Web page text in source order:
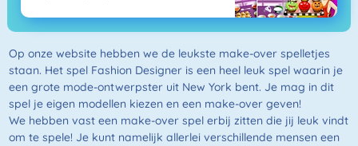
Op onze website hebben we de leukste make-over spelletjes
staan. Het spel Fashion Designer is een heel leuk spel waarin je
een grote mode-ontwerpster uit New York bent. Je mag in dit
spel je eigen modellen kiezen en een make-over geven!
We hebben vast een make-over spel erbij zitten die jij leuk vindt
om te spele! Je kunt namelijk allerlei verschillende mensen een